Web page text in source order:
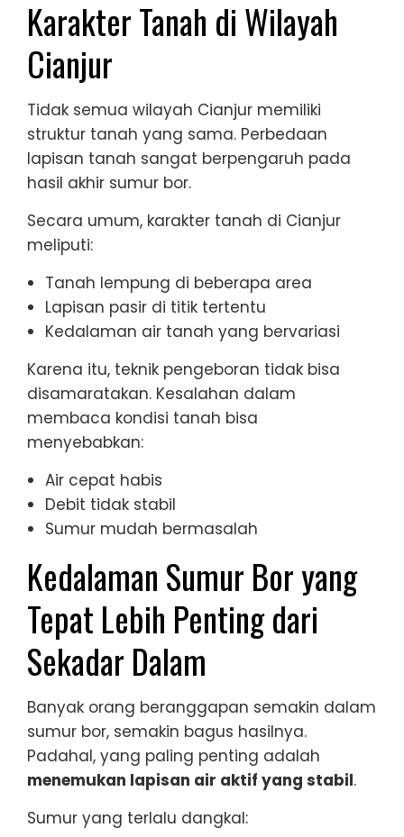
Karakter Tanah di Wilayah
Cianjur
Tidak semua wilayah Cianjur memiliki
struktur tanah yang sama. Perbedaan
lapisan tanah sangat berpengaruh pada
hasil akhir sumur bor.
Secara umum, karakter tanah di Cianjur
meliputi:
Tanah lempung di beberapa area
Lapisan pasir di titik tertentu
Kedalaman air tanah yang bervariasi
Karena itu, teknik pengeboran tidak bisa
disamaratakan. Kesalahan dalam
membaca kondisi tanah bisa
menyebabkan:
Air cepat habis
Debit tidak stabil
Sumur mudah bermasalah
Kedalaman Sumur Bor yang
Tepat Lebih Penting dari
Sekadar Dalam
Banyak orang beranggapan semakin dalam
sumur bor, semakin bagus hasilnya.
Padahal, yang paling penting adalah
menemukan lapisan air aktif yang stabil.
Sumur yang terlalu dangkal: